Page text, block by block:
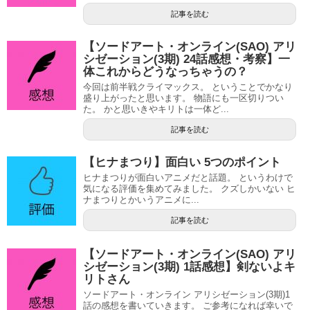
記事を読む
【ソードアート・オンライン(SAO) アリ
シゼーション(3期) 24話感想・考察】一
体これからどうなっちゃうの？
今回は前半戦クライマックス。 ということでかなり
盛り上がったと思います。 物語にも一区切りつい
た。 かと思いきやキリトは一体ど...
記事を読む
【ヒナまつり】面白い 5つのポイント
ヒナまつりが面白いアニメだと話題。 というわけで
気になる評価を集めてみました。 クズしかいない ヒ
ナまつりとかいうアニメに...
記事を読む
【ソードアート・オンライン(SAO) アリ
シゼーション(3期) 1話感想】剣ないよキ
リトさん
ソードアート・オンライン アリシゼーション(3期)1
話の感想を書いていきます。 ご参考になれば幸いで